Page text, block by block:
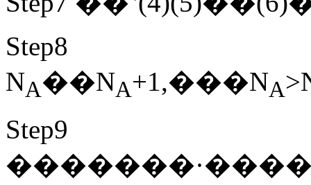
Step8
NA��NA+1,���NA
Step9